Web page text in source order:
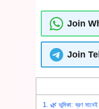
Join
Join
1. 🌿 ভূমিকা: ব্রণ